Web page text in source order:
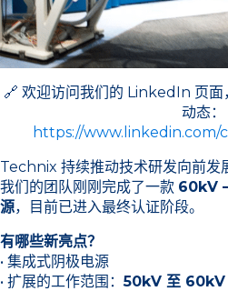
🔗 欢迎访问我们的 LinkedIn 页
动态：
https://
Technix 持续推动技术研发向前发
我们的团队刚刚完成了一款 60kV
源，目前已进入最终认证阶段。
有哪些新亮点？
• 集成式阴极电源
• 扩展的工作范围：50kV 至 60kV